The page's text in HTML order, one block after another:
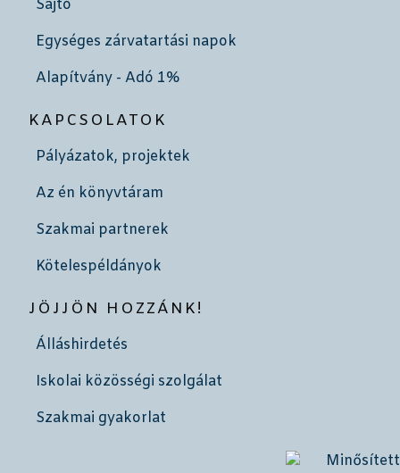
Sajtó
Egységes zárvatartási napok
Alapítvány - Adó 1%
KAPCSOLATOK
Pályázatok, projektek
Az én könyvtáram
Szakmai partnerek
Kötelespéldányok
JÖJJÖN HOZZÁNK!
Álláshirdetés
Iskolai közösségi szolgálat
Szakmai gyakorlat